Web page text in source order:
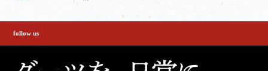
follow us